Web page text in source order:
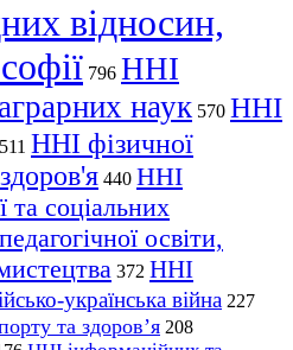
відносин,
796 ННІ
наук 570 ННІ
511 ННІ фізичної
440 ННІ
та соціальних
освіти,
372 ННІ
українська війна 227
та здоров’я 208